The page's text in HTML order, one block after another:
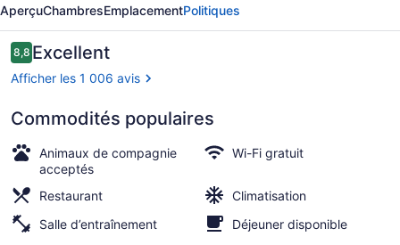
Executive
Belo
Horizonte
Déjeuner et souper servis sur place
AperçuChambresEmplacementPolitiques
Avis
8,88,8 sur 10 –
Excellent
Afficher les 1 006 avis
Commodités populaires
Animaux de compagnie
acceptés
Wi-Fi gratuit
Restaurant
Climatisation
Salle d’entraînement
Déjeuner disponible